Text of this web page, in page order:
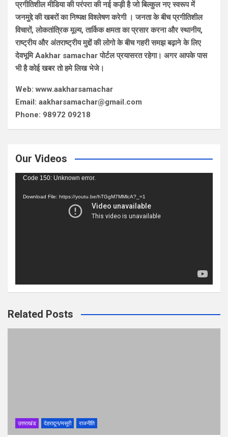
प्रगीतिशील मीडिया की परंपरा की नई कड़ी है जो बिल्कुल नए स्वरूप में
जनमुद्दे की खबरों का निष्पक्ष विश्लेषण करेगी । जनता के बीच प्रगीतिशील
विचारों, लोकतांत्रिक मूल्य, तार्किक क्षमता का प्रसार करना और स्थानीय,
राष्ट्रीय और अंतराष्ट्रीय मुद्दों की लोगो के बीच गहरी समझ बढ़ाने के लिए
देवभूमि Aakhar samachar पोर्टल प्रयासरत रहेगा। अगर आपके पास
भी है कोई खबर तो हमे लिख भेजे।
Web: www.aakharsamachar
Email: aakharsamachar@gmail.com
Phone: 98972 09218
Our Videos
Video
Code 150: Unknown error.
Download File: https://youtu.be/hTGgM7MMlcA?_=1
Related Posts
उत्तराखंड देहरादून/मसूरी राजनीति